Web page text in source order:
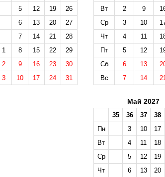
5 12 19
26
6 13 20
27
7 14 21
28
1 8 15 22
29
2 9 16 23
30
3 10 17 24 31
Вт
2 9
Ср
3 10
Чт
4 11
Пт
5 12
Сб
6 13
Вс
7 14
Май 2027
35 36 37 38
Пн
3 10 17
Вт
4 11 18
Ср
5 12 19
Чт
6 13 20